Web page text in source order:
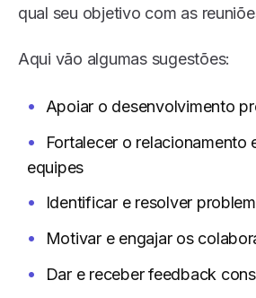
qual seu objetivo com as
Aqui vão algumas sugestões:
Apoiar o desenvolvimento
Fortalecer o relacionamento
equipes
Identificar e resolver
Motivar e engajar os
Dar e receber feedback